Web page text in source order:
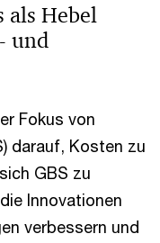
als Hebel
und
Fokus von
darauf, Kosten zu
GBS zu
Innovationen
verbessern und